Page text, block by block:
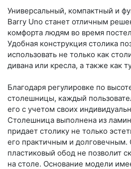
Универсальный, компактный и
Barry Uno станет отличным
комфорта людям во время
Удобная конструкция столика
использовать не только как
дивана или кресла, а также как
Благодаря регулировке по
столешницы, каждый
его с учетом своих
Столешница выполнена из
придает столику не только
его практичным и
пластиковый обод не позволит
на столе. Основание модели